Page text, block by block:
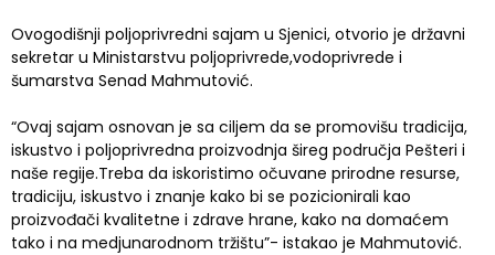
Ovogodišnji poljoprivredni sajam u Sjenici, otvorio je državni
sekretar u Ministarstvu poljoprivrede,vodoprivrede i
šumarstva Senad Mahmutović.
“Ovaj sajam osnovan je sa ciljem da se promovišu tradicija,
iskustvo i poljoprivredna proizvodnja šireg područja Pešteri i
naše regije.Treba da iskoristimo očuvane prirodne resurse,
tradiciju, iskustvo i znanje kako bi se pozicionirali kao
proizvođači kvalitetne i zdrave hrane, kako na domaćem
tako i na medjunarodnom tržištu”- istakao je Mahmutović.